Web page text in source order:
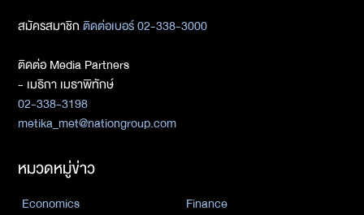
สมัครสมาชิกติดต่อเบอร์ 02-338-3000
ติดต่อ Media Partners
- เมธิกา เมธาพิทักษ์
02-338-3198
metika_met@nationgroup.com
หมวดหมู่ข่าว
Economics
Finance